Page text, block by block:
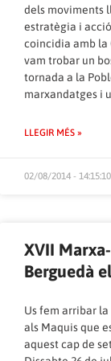
dels moviments
estratègia i
coincidia amb la
vam trobar un
tornada a la
marxandatges i
LLEGIR MÉS »
02/08/2014 - 14:15:10
XVII
Berguedà
Us fem arribar
als Maquis que
aquest cap de